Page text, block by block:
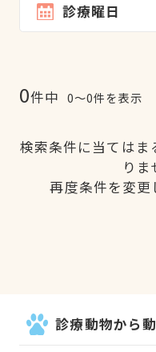
診療曜日
0件中 0〜0件を表示
検索条件に当てはま
りま
再度条件を変更
診療動物から